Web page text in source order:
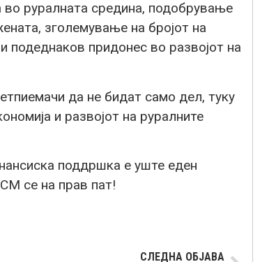
руралната средина, подобрување
, зголемување на бројот на
подеднаков придонес во развојот на
да не бидат само дел, туку
и развојот на руралните
поддршка е уште еден
се на прав пат!
СЛЕДНА ОБЈАВА